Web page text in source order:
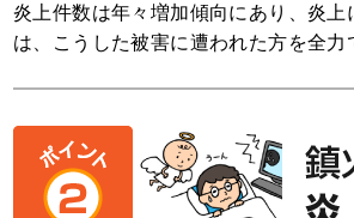
炎上件数は年々増加傾向にあり、炎
は、こうした被害に遭われた方を全力